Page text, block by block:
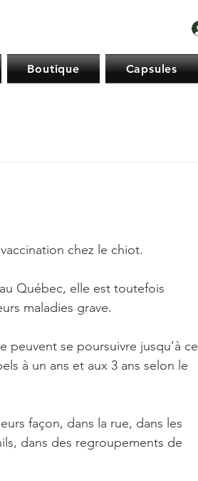
Boutique Capsules
chez le chiot.
Québec, elle est toutefois
maladies grave.
peuvent se poursuivre jusqu’à ce
à un ans et aux 3 ans selon le
façon, dans la rue, dans les
dans des regroupements de